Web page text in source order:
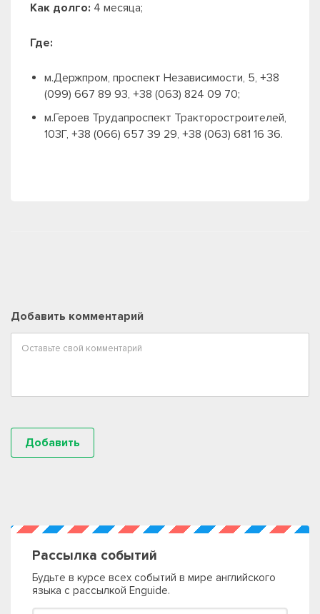
Как долго: 4 месяца;
Где:
м.Держпром, проспект Независимости, 5, +38
(099) 667 89 93, +38 (063) 824 09 70;
м.Героев Трудапроспект Тракторостроителей,
103Г, +38 (066) 657 39 29, +38 (063) 681 16 36.
Добавить комментарий
Рассылка событий
Будьте в курсе всех событий в мире английского
языка с рассылкой Enguide.